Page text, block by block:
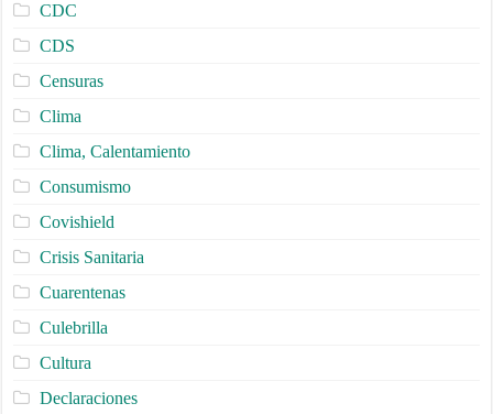
CDC
CDS
Censuras
Clima
Clima, Calentamiento
Consumismo
Covishield
Crisis Sanitaria
Cuarentenas
Culebrilla
Cultura
Declaraciones